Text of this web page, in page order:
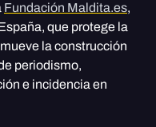
Fundación Maldita.es,
que protege la
la construcción
periodismo,
e incidencia en